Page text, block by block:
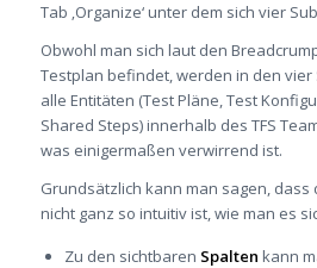
Tab ‚Organize‘ unter dem sich vier
Obwohl man sich laut den
Testplan befindet, werden in den
alle Entitäten (Test Pläne, Test
Shared Steps) innerhalb des TFS
was einigermaßen verwirrend ist.
Grundsätzlich kann man sagen,
nicht ganz so intuitiv ist, wie man es
Zu den sichtbaren Spalten kann